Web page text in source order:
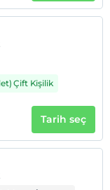
ücretsizdir
Çift Kişilik
Tarih seç